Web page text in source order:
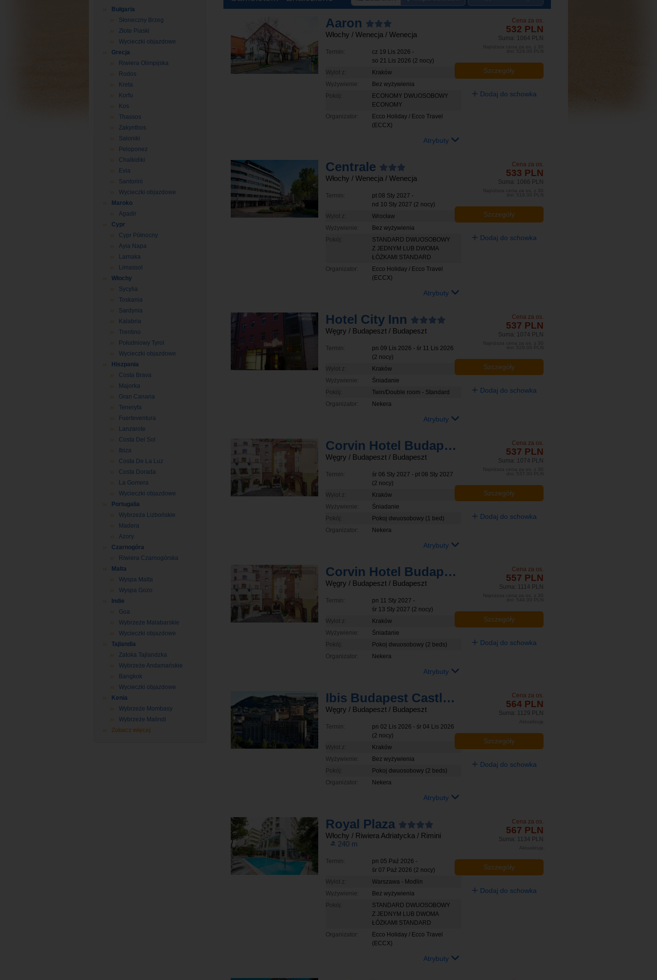
Bułgaria
Słoneczny Brzeg
Złote Piaski
Wycieczki objazdowe
Grecja
Riwiera Olimpijska
Rodos
Kreta
Korfu
Kos
Thassos
Zakynthos
Saloniki
Peloponez
Chalkidiki
Evia
Santorini
Wycieczki objazdowe
Maroko
Agadir
Cypr
Cypr Północny
Ayia Napa
Larnaka
Limassol
Włochy
Sycylia
Toskania
Sardynia
Kalabria
Trentino
Południowy Tyrol
Wycieczki objazdowe
Hiszpania
Costa Brava
Majorka
Gran Canaria
Teneryfa
Fuerteventura
Lanzarote
Costa Del Sol
Ibiza
Costa De La Luz
Costa Dorada
La Gomera
Wycieczki objazdowe
Portugalia
Wybrzeża Lizbońskie
Madera
Azory
Czarnogóra
Riwiera Czarnogórska
Malta
Wyspa Malta
Wyspa Gozo
Indie
Goa
Wybrzeże Malabarskie
Wycieczki objazdowe
Tajlandia
Zatoka Tajlandzka
Wybrzeże Andamańskie
Bangkok
Wycieczki objazdowe
Kenia
Wybrzeże Mombasy
Wybrzeże Malindi
Zobacz więcej
Aaron
Włochy / Wenecja / Wenecja
Termin: cz 19 Lis 2026 -
so 21 Lis 2026 (2 nocy)
Wylot z:
Kraków
Wyżywienie:
Bez wyżywienia
Pokój:
ECONOMY DWUOSOBOWY
ECONOMY
Organizator:
Ecco Holiday / Ecco Travel
(ECCX)
Atrybuty
Cena za os.
532 PLN
Suma: 1064 PLN
Najniższa cena za os. z 30
dni: 524.00 PLN
Szczegóły
Dodaj do schowka
Centrale
Włochy / Wenecja / Wenecja
Termin: pt 08 Sty 2027 -
nd 10 Sty 2027 (2 nocy)
Wylot z:
Wrocław
Wyżywienie:
Bez wyżywienia
Pokój:
STANDARD DWUOSOBOWY
Z JEDNYM LUB DWOMA
ŁÓŻKAMI STANDARD
Organizator:
Ecco Holiday / Ecco Travel
(ECCX)
Atrybuty
Cena za os.
533 PLN
Suma: 1066 PLN
Najniższa cena za os. z 30
dni: 518.00 PLN
Szczegóły
Dodaj do schowka
Hotel City Inn
Węgry / Budapeszt / Budapeszt
Termin: pn 09 Lis 2026 - śr 11 Lis 2026
(2 nocy)
Wylot z:
Kraków
Wyżywienie:
Śniadanie
Pokój:
Twin/Double room - Standard
Organizator:
Nekera
Atrybuty
Cena za os.
537 PLN
Suma: 1074 PLN
Najniższa cena za os. z 30
dni: 529.00 PLN
Szczegóły
Dodaj do schowka
Corvin Hotel Budapest Corvin and Sissi Wing
Węgry / Budapeszt / Budapeszt
Termin: śr 06 Sty 2027 - pt 08 Sty 2027
(2 nocy)
Wylot z:
Kraków
Wyżywienie:
Śniadanie
Pokój:
Pokoj dwuosobowy (1 bed)
Organizator:
Nekera
Atrybuty
Cena za os.
537 PLN
Suma: 1074 PLN
Najniższa cena za os. z 30
dni: 537.00 PLN
Szczegóły
Dodaj do schowka
Corvin Hotel Budapest Corvin Wing
Węgry / Budapeszt / Budapeszt
Termin: pn 11 Sty 2027 -
śr 13 Sty 2027 (2 nocy)
Wylot z:
Kraków
Wyżywienie:
Śniadanie
Pokój:
Pokoj dwuosobowy (2 beds)
Organizator:
Nekera
Atrybuty
Cena za os.
557 PLN
Suma: 1114 PLN
Najniższa cena za os. z 30
dni: 544.00 PLN
Szczegóły
Dodaj do schowka
Ibis Budapest Castle Hill
Węgry / Budapeszt / Budapeszt
Termin: pn 02 Lis 2026 - śr 04 Lis 2026
(2 nocy)
Wylot z:
Kraków
Wyżywienie:
Bez wyżywienia
Pokój:
Pokoj dwuosobowy (2 beds)
Organizator:
Nekera
Atrybuty
Cena za os.
564 PLN
Suma: 1129 PLN
Aktualizuję
Szczegóły
Dodaj do schowka
Royal Plaza
Włochy / Riwiera Adriatycka / Rimini
240 m
Termin: pn 05 Paź 2026 -
śr 07 Paź 2026 (2 nocy)
Wylot z:
Warszawa - Modlin
Wyżywienie:
Bez wyżywienia
Pokój:
STANDARD DWUOSOBOWY
Z JEDNYM LUB DWOMA
ŁÓŻKAMI STANDARD
Organizator:
Ecco Holiday / Ecco Travel
(ECCX)
Atrybuty
Cena za os.
567 PLN
Suma: 1134 PLN
Aktualizuję
Szczegóły
Dodaj do schowka